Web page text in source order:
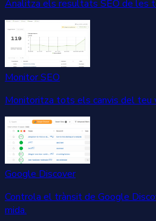
Analitza els resultats SEO de les
Monitor SEO
Monitoritza tots els canvis del teu
Google Discover
Controla el trànsit de Google
mida.